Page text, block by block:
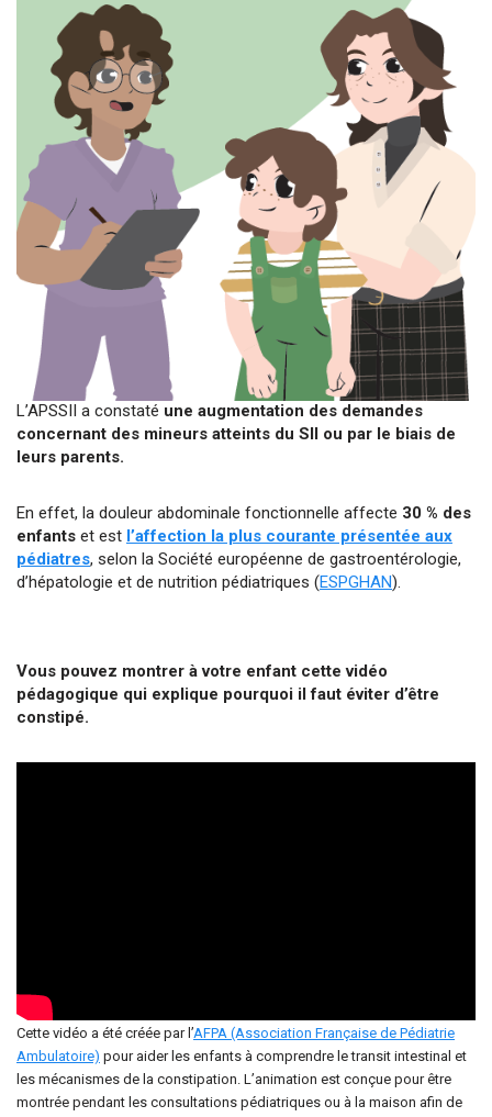
L’APSSII a constaté une augmentation des demandes
concernant des mineurs atteints du SII ou par le biais de
leurs parents.
En effet, la douleur abdominale fonctionnelle affecte 30 % des
enfants et est l’affection la plus courante présentée aux
pédiatres, selon la Société européenne de gastroentérologie,
d’hépatologie et de nutrition pédiatriques (ESPGHAN).
Vous pouvez montrer à votre enfant cette vidéo
pédagogique qui explique pourquoi il faut éviter d’être
constipé.
Cette vidéo a été créée par l’AFPA (Association Française de Pédiatrie
Ambulatoire) pour aider les enfants à comprendre le transit intestinal et
les mécanismes de la constipation. L’animation est conçue pour être
montrée pendant les consultations pédiatriques ou à la maison afin de